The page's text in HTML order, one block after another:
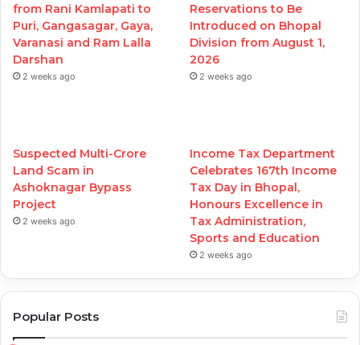
from Rani Kamlapati to
Puri, Gangasagar, Gaya,
Varanasi and Ram Lalla
Darshan
2 weeks ago
Reservations to Be
Introduced on Bhopal
Division from August 1,
2026
2 weeks ago
Suspected Multi-Crore
Land Scam in
Ashoknagar Bypass
Project
2 weeks ago
Income Tax Department
Celebrates 167th Income
Tax Day in Bhopal,
Honours Excellence in
Tax Administration,
Sports and Education
2 weeks ago
Popular Posts